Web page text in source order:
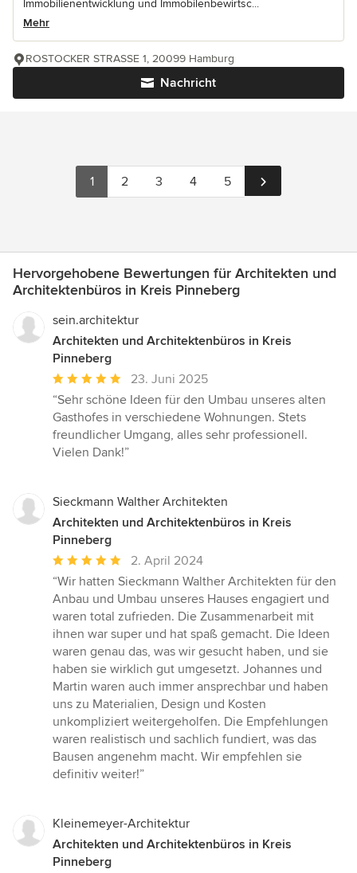
Immobilienentwicklung und Immobilenbewirtsc...
Mehr
Nachricht
ROSTOCKER STRASSE 1, 20099 Hamburg
1 2 3 4 5
Hervorgehobene Bewertungen für Architekten und
Architektenbüros in Kreis Pinneberg
sein.architektur
Architekten und Architektenbüros in Kreis
Pinneberg
Durchschnittliche
Bewertung:
5
von
5
23. Juni 2025
“Sehr schöne Ideen für den Umbau unseres alten
Gasthofes in verschiedene Wohnungen. Stets
freundlicher Umgang, alles sehr professionell.
Vielen Dank!”
Sieckmann Walther Architekten
Architekten und Architektenbüros in Kreis
Pinneberg
Durchschnittliche
Bewertung:
5
von
5
Sternen
2. April 2024
“Wir hatten Sieckmann Walther Architekten für den
Anbau und Umbau unseres Hauses engagiert und
waren total zufrieden. Die Zusammenarbeit mit
ihnen war super und hat spaß gemacht. Die Ideen
waren genau das, was wir gesucht haben, und sie
haben sie wirklich gut umgesetzt. Johannes und
Martin waren auch immer ansprechbar und haben
uns zu Materialien, Design und Kosten
unkompliziert weitergeholfen. Die Empfehlungen
waren realistisch und sachlich fundiert, was das
Bausen angenehm macht. Wir empfehlen sie
definitiv weiter!”
Kleinemeyer-Architektur
Architekten und Architektenbüros in Kreis
Pinneberg